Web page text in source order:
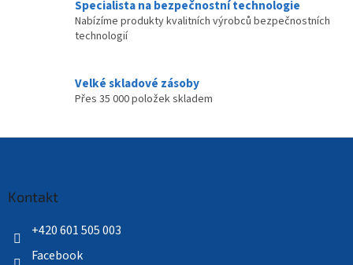
Specialista na bezpečnostní technologie
Nabízíme produkty kvalitních výrobců bezpečnostních
technologií
Velké skladové zásoby
Přes 35 000 položek skladem
Kontakt
+420 601 505 003
Facebook